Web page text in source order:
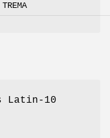
TREMA
Latin-10